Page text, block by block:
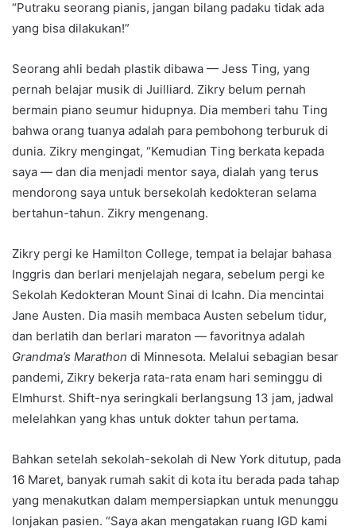
“Putraku seorang pianis, jangan bilang padaku tidak ada
yang bisa dilakukan!”
Seorang ahli bedah plastik dibawa — Jess Ting, yang
pernah belajar musik di Juilliard. Zikry belum pernah
bermain piano seumur hidupnya. Dia memberi tahu Ting
bahwa orang tuanya adalah para pembohong terburuk di
dunia. Zikry mengingat, “Kemudian Ting berkata kepada
saya — dan dia menjadi mentor saya, dialah yang terus
mendorong saya untuk bersekolah kedokteran selama
bertahun-tahun. Zikry mengenang.
Zikry pergi ke Hamilton College, tempat ia belajar bahasa
Inggris dan berlari menjelajah negara, sebelum pergi ke
Sekolah Kedokteran Mount Sinai di Icahn. Dia mencintai
Jane Austen. Dia masih membaca Austen sebelum tidur,
dan berlatih dan berlari maraton — favoritnya adalah
Grandma’s Marathon di Minnesota. Melalui sebagian besar
pandemi, Zikry bekerja rata-rata enam hari seminggu di
Elmhurst. Shift-nya seringkali berlangsung 13 jam, jadwal
melelahkan yang khas untuk dokter tahun pertama.
Bahkan setelah sekolah-sekolah di New York ditutup, pada
16 Maret, banyak rumah sakit di kota itu berada pada tahap
yang menakutkan dalam mempersiapkan untuk menunggu
lonjakan pasien. “Saya akan mengatakan ruang IGD kami